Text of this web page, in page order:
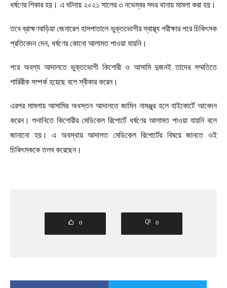
ধর্ষণের শিকার হয়। এ ঘটনায় ২০২১ সালের ৩ নভেম্বর সদর থানায় মামলা করা হয়।
তবে ব্রাহ্মণবাড়িয়া জেনারেল হাসপাতালে ভুক্তভোগীর স্বাস্থ্য পরীক্ষার পরে চিকিৎসক
প্রতিবেদন দেন, ধর্ষণের কোনো আলামত পাওয়া যায়নি।
পরে অবশ্য আদালতে ভুক্তভোগী কিশোরী ও আসামি দুজনই তাদের সম্মতিতে
শারিরীক সম্পর্ক হয়েছে বলে স্বীকার করেন।
এরপর মামলায় আসামির অধস্তন আদালতে জামিন নামঞ্জুর হলে হাইকোর্টে আবেদন
করেন। শুনানিতে কিশোরীর মেডিকেল রিপোর্টে ধর্ষণের আলামত পাওয়া যায়নি বলে
জানানো হয়। এ অবস্থায় আদালত মেডিকেল রিপোর্টের বিষয়ে জানতে ওই
চিকিৎসককে তলব করেছেন।
0 0